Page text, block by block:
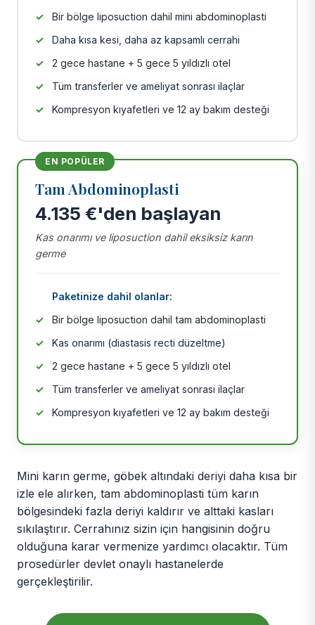
Bir bölge liposuction dahil mini abdominoplasti
Daha kısa kesi, daha az kapsamlı cerrahi
2 gece hastane + 5 gece 5 yıldızlı otel
Tüm transferler ve ameliyat sonrası ilaçlar
Kompresyon kıyafetleri ve 12 ay bakım desteği
EN POPÜLER
Tam Abdominoplasti
4.135 €'den başlayan
Kas onarımı ve liposuction dahil eksiksiz karın
germe
Paketinize dahil olanlar:
Bir bölge liposuction dahil tam abdominoplasti
Kas onarımı (diastasis recti düzeltme)
2 gece hastane + 5 gece 5 yıldızlı otel
Tüm transferler ve ameliyat sonrası ilaçlar
Kompresyon kıyafetleri ve 12 ay bakım desteği
Mini karın germe, göbek altındaki deriyi daha kısa bir
izle ele alırken, tam abdominoplasti tüm karın
bölgesindeki fazla deriyi kaldırır ve alttaki kasları
sıkılaştırır. Cerrahınız sizin için hangisinin doğru
olduğuna karar vermenize yardımcı olacaktır. Tüm
prosedürler devlet onaylı hastanelerde
gerçekleştirilir.